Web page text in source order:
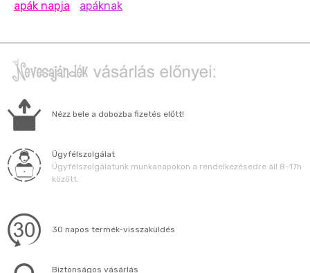
apák napja
apáknak
Nézz bele a dobozba fizetés előtt!
Ügyfélszolgálat
Ügyfélszolgálatunk munkanapokon a rendelkezésedre áll 8-17h
között.
30 napos termék-visszaküldés
Biztonságos vásárlás